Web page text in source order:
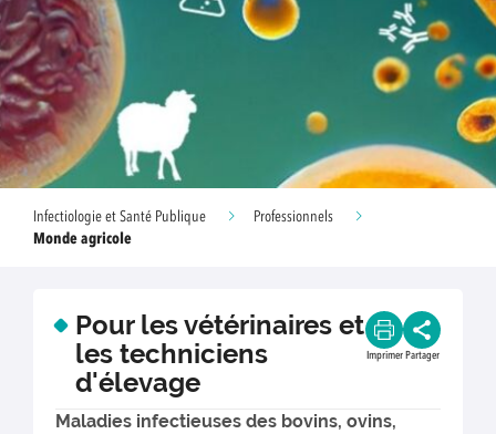
Infectiologie et Santé Publique
Professionnels
Monde agricole
Pour les vétérinaires et
les techniciens
d'élevage
Imprimer Partager
Maladies infectieuses des bovins, ovins,